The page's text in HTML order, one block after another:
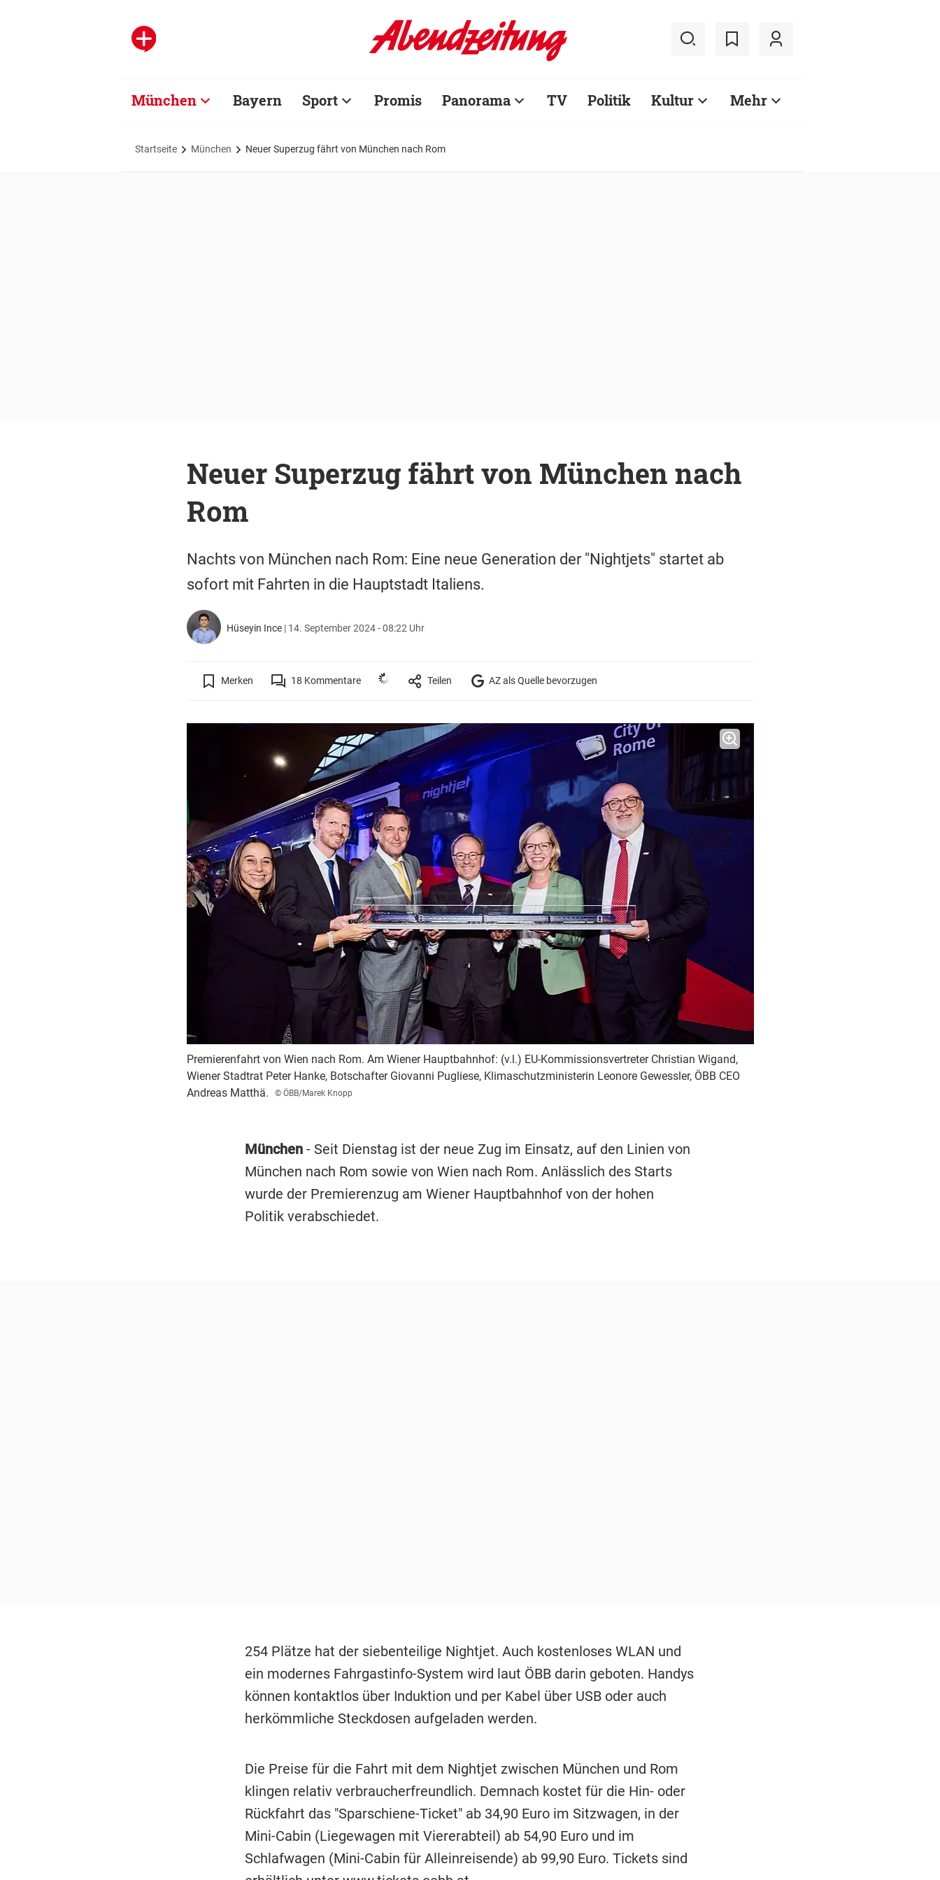
München Bayern Sport Promis Panorama TV Politik Kultur Mehr
Startseite München Neuer Superzug fährt von München nach Rom
Neuer Superzug fährt von München nach
Rom
Nachts von München nach Rom: Eine neue Generation der "Nightjets" startet ab
sofort mit Fahrten in die Hauptstadt Italiens.
Hüseyin Ince | 14. September 2024 - 08:22 Uhr
Merken 18 Kommentare Teilen AZ als Quelle bevorzugen
Premierenfahrt von Wien nach Rom. Am Wiener Hauptbahnhof: (v.l.) EU-Kommissionsvertreter Christian Wigand,
Wiener Stadtrat Peter Hanke, Botschafter Giovanni Pugliese, Klimaschutzministerin Leonore Gewessler, ÖBB CEO
Andreas Matthä.
© ÖBB/Marek Knopp
München- Seit Dienstag ist der neue Zug im Einsatz, auf den Linien von
München nach Rom sowie von Wien nach Rom. Anlässlich des Starts
wurde der Premierenzug am Wiener Hauptbahnhof von der hohen
Politik verabschiedet.
254 Plätze hat der siebenteilige Nightjet. Auch kostenloses WLAN und
ein modernes Fahrgastinfo-System wird laut ÖBB darin geboten. Handys
können kontaktlos über Induktion und per Kabel über USB oder auch
herkömmliche Steckdosen aufgeladen werden.
Die Preise für die Fahrt mit dem Nightjet zwischen München und Rom
klingen relativ verbraucherfreundlich. Demnach kostet für die Hin- oder
Rückfahrt das "Sparschiene-Ticket" ab 34,90 Euro im Sitzwagen, in der
Mini-Cabin (Liegewagen mit Viererabteil) ab 54,90 Euro und im
Schlafwagen (Mini-Cabin für Alleinreisende) ab 99,90 Euro. Tickets sind